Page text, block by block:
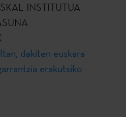
INSTITUTUA
dakiten euskara
erakutsiko